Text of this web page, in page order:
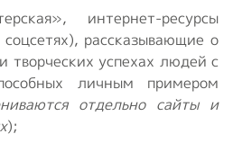
интернет-ресурсы
рассказывающие о
творческих успехах людей с
личным примером
отдельно сайты и
);